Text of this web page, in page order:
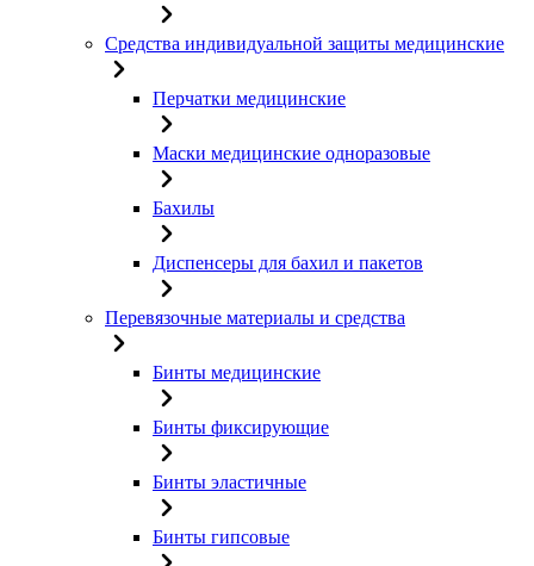
Средства индивидуальной защиты медицинские
Перчатки медицинские
Маски медицинские одноразовые
Бахилы
Диспенсеры для бахил и пакетов
Перевязочные материалы и средства
Бинты медицинские
Бинты фиксирующие
Бинты эластичные
Бинты гипсовые